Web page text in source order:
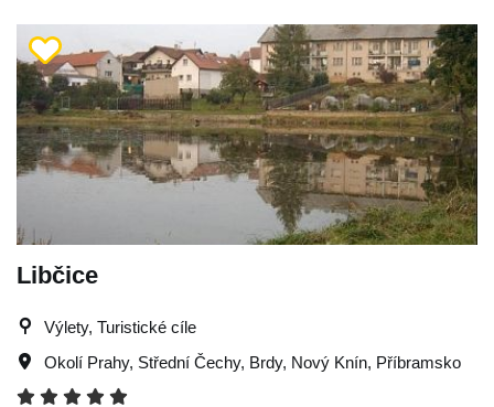
Libčice
Výlety, Turistické cíle
Okolí Prahy, Střední Čechy, Brdy, Nový Knín, Příbramsko